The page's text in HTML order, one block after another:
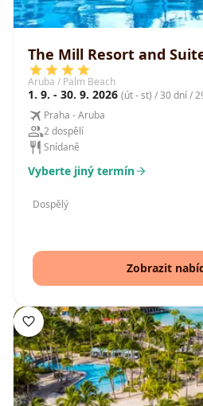
The Mill Resort and
Aruba / Palm Beach
1. 9. - 30. 9. 2026 (út - st) / 30 dní /
Praha - Aruba
2 dospělí
Snídaně
Vyberte jiný termín
Dospělý
Zobrazit